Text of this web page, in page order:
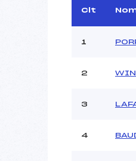
Assistant :
MANCHE 1
Heure de
Ouvreurs A :
Clt
1
2
3
4